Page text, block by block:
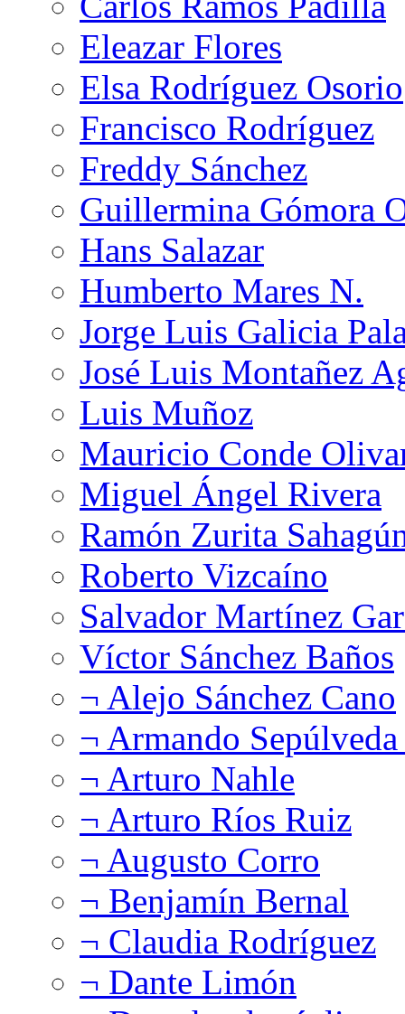
Eleazar Flores
Elsa Rodríguez Osorio
Francisco Rodríguez
Freddy Sánchez
Guillermina Gómora
Hans Salazar
Humberto Mares N.
Jorge Luis Galicia
José Luis Montañez
Luis Muñoz
Mauricio Conde
Miguel Ángel Rivera
Ramón Zurita
Roberto Vizcaíno
Salvador Martínez
Víctor Sánchez Baños
¬ Alejo Sánchez Cano
¬ Armando
¬ Arturo Nahle
¬ Arturo Ríos Ruiz
¬ Augusto Corro
¬ Benjamín Bernal
¬ Claudia Rodríguez
¬ Dante Limón